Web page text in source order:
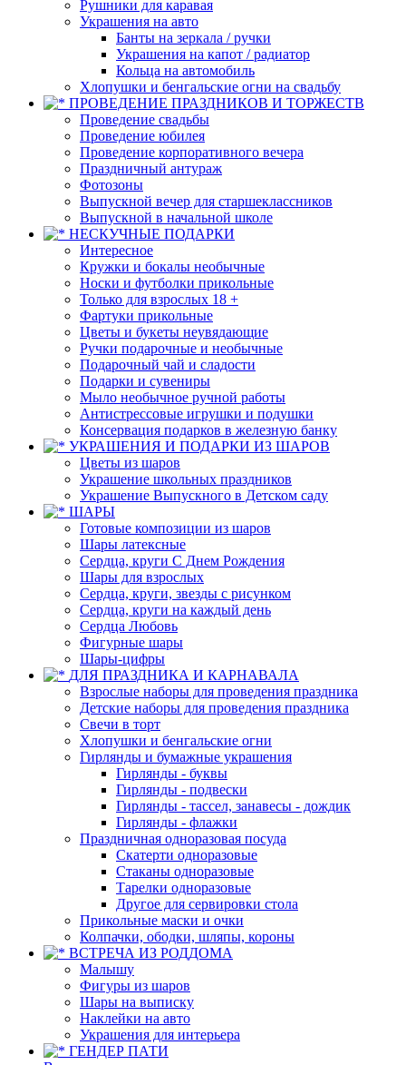
Рушники для каравая
Украшения на авто
Банты на зеркала / ручки
Украшения на капот / радиатор
Кольца на автомобиль
Хлопушки и бенгальские огни на свадьбу
ПРОВЕДЕНИЕ ПРАЗДНИКОВ И ТОРЖЕСТВ
Проведение свадьбы
Проведение юбилея
Проведение корпоративного вечера
Праздничный антураж
Фотозоны
Выпускной вечер для старшеклассников
Выпускной в начальной школе
НЕСКУЧНЫЕ ПОДАРКИ
Интересное
Кружки и бокалы необычные
Носки и футболки прикольные
Только для взрослых 18 +
Фартуки прикольные
Цветы и букеты неувядающие
Ручки подарочные и необычные
Подарочный чай и сладости
Подарки и сувениры
Мыло необычное ручной работы
Антистрессовые игрушки и подушки
Консервация подарков в железную банку
УКРАШЕНИЯ И ПОДАРКИ ИЗ ШАРОВ
Цветы из шаров
Украшение школьных праздников
Украшение Выпускного в Детском саду
ШАРЫ
Готовые композиции из шаров
Шары латексные
Сердца, круги С Днем Рождения
Шары для взрослых
Сердца, круги, звезды с рисунком
Сердца, круги на каждый день
Сердца Любовь
Фигурные шары
Шары-цифры
ДЛЯ ПРАЗДНИКА И КАРНАВАЛА
Взрослые наборы для проведения праздника
Детские наборы для проведения праздника
Свечи в торт
Хлопушки и бенгальские огни
Гирлянды и бумажные украшения
Гирлянды - буквы
Гирлянды - подвески
Гирлянды - тассел, занавесы - дождик
Гирлянды - флажки
Праздничная одноразовая посуда
Скатерти одноразовые
Стаканы одноразовые
Тарелки одноразовые
Другое для сервировки стола
Прикольные маски и очки
Колпачки, ободки, шляпы, короны
ВСТРЕЧА ИЗ РОДДОМА
Малышу
Фигуры из шаров
Шары на выписку
Наклейки на авто
Украшения для интерьера
ГЕНДЕР ПАТИ